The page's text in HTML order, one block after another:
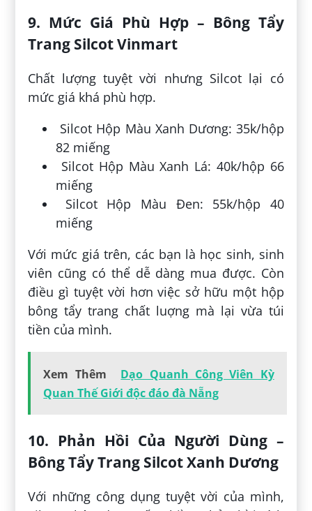
9. Mức Giá Phù Hợp – Bông Tẩy
Trang Silcot Vinmart
Chất lượng tuyệt vời nhưng Silcot lại có
mức giá khá phù hợp.
Silcot Hộp Màu Xanh Dương: 35k/hộp
82 miếng
Silcot Hộp Màu Xanh Lá: 40k/hộp 66
miếng
Silcot Hộp Màu Đen: 55k/hộp 40
miếng
Với mức giá trên, các bạn là học sinh, sinh
viên cũng có thể dễ dàng mua được. Còn
điều gì tuyệt vời hơn việc sở hữu một hộp
bông tẩy trang chất luợng mà lại vừa túi
tiền của mình.
Xem Thêm
Dạo Quanh Công Viên Kỳ
Quan Thế Giới độc đáo đà Nẵng
10. Phản Hồi Của Người Dùng –
Bông Tẩy Trang Silcot Xanh Dương
Với những công dụng tuyệt vời của mình,